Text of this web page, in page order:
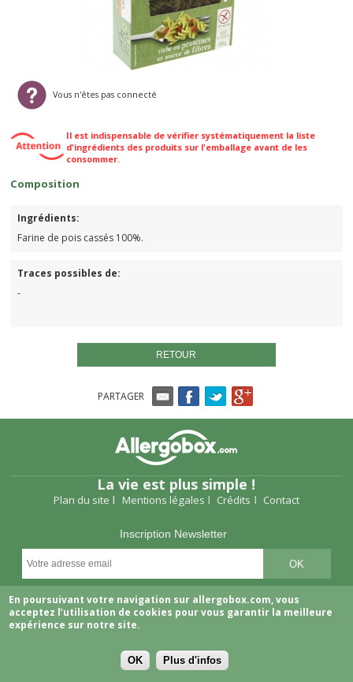
Vous n'êtes pas connecté
Il est indispensable de vérifier systématiquement la liste
d'ingrédients des produits sur l'emballage avant de les
consommer.
Composition
Ingrédients:
Farine de pois cassés 100%.
Traces possibles de:
-
RETOUR
PARTAGER
La vie est plus simple !
Plan du site Mentions légales Crédits Contact
Inscription Newsletter
Suivez-nous
Copyright © 2026 Allergobox
En poursuivant votre navigation sur allergobox.com, vous
acceptez l’utilisation de cookies pour vous garantir la meilleure
expérience sur notre site.
OK Plus d'infos